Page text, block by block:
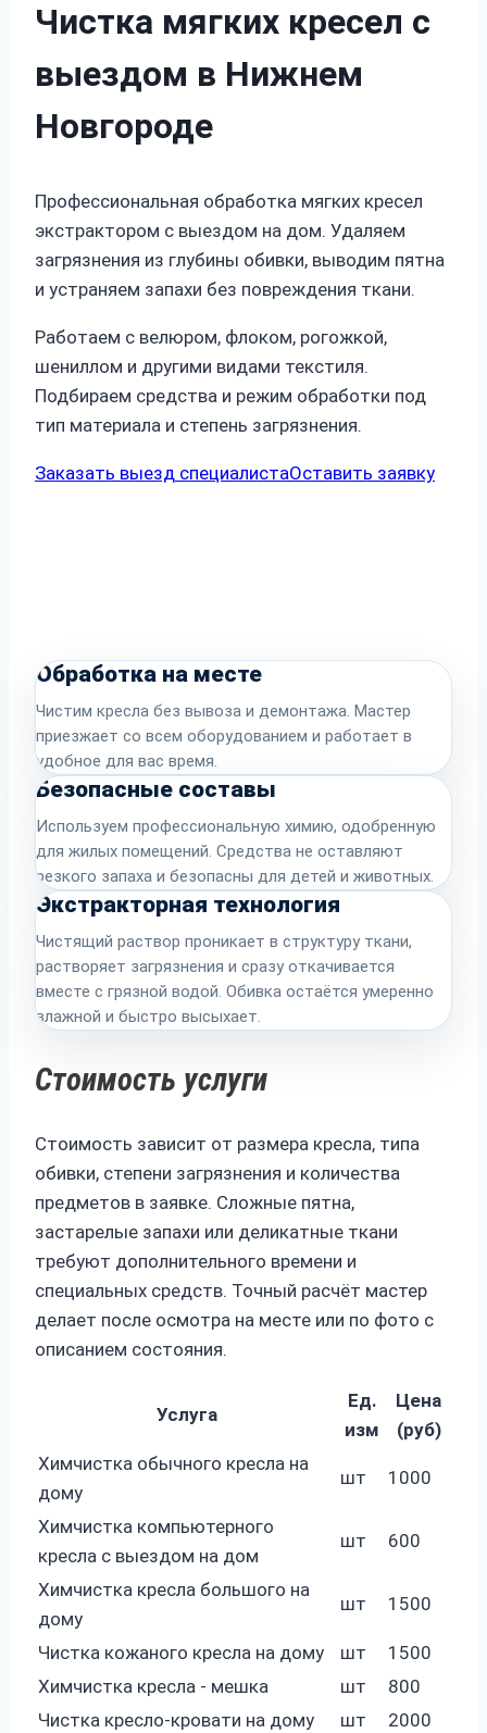
Чистка мягких кресел с
выездом в Нижнем
Новгороде
Профессиональная обработка мягких кресел
экстрактором с выездом на дом. Удаляем
загрязнения из глубины обивки, выводим пятна
и устраняем запахи без повреждения ткани.
Работаем с велюром, флоком, рогожкой,
шениллом и другими видами текстиля.
Подбираем средства и режим обработки под
тип материала и степень загрязнения.
Заказать выезд специалистаОставить заявку
Обработка на месте
Чистим кресла без вывоза и демонтажа. Мастер
приезжает со всем оборудованием и работает в
удобное для вас время.
Безопасные составы
Используем профессиональную химию, одобренную
для жилых помещений. Средства не оставляют
резкого запаха и безопасны для детей и животных.
Экстракторная технология
Чистящий раствор проникает в структуру ткани,
растворяет загрязнения и сразу откачивается
вместе с грязной водой. Обивка остаётся умеренно
влажной и быстро высыхает.
Стоимость услуги
Стоимость зависит от размера кресла, типа
обивки, степени загрязнения и количества
предметов в заявке. Сложные пятна,
застарелые запахи или деликатные ткани
требуют дополнительного времени и
специальных средств. Точный расчёт мастер
делает после осмотра на месте или по фото с
описанием состояния.
Услуга
Ед.
изм
Цена
(руб)
Химчистка обычного кресла на
дому
шт 1000
Химчистка компьютерного
кресла с выездом на дом
шт 600
Химчистка кресла большого на
дому
шт 1500
Чистка кожаного кресла на дому шт
1500
Химчистка кресла - мешка
шт
800
Чистка кресло-кровати на дому
шт 2000